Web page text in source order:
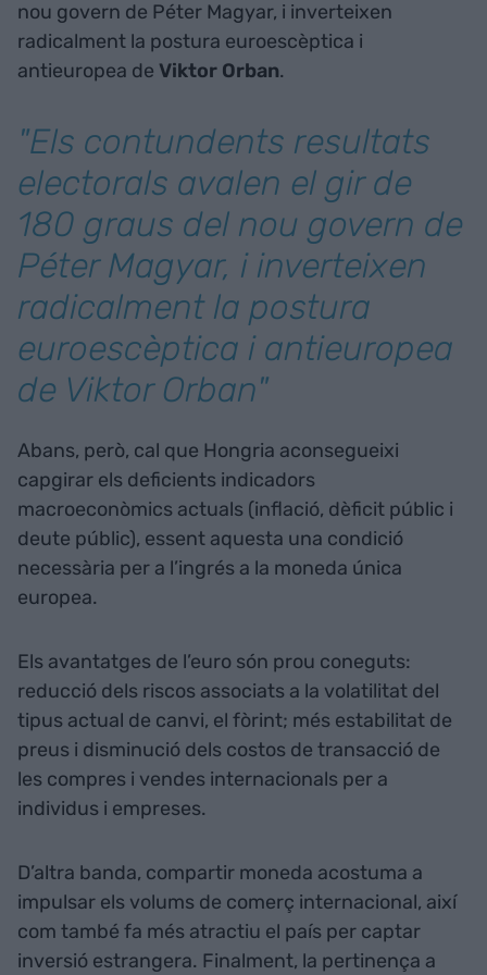
nou govern de Péter Magyar, i inverteixen
radicalment la postura euroescèptica i
antieuropea de Viktor Orban.
"Els contundents resultats
electorals avalen el gir de
180 graus del nou govern de
Péter Magyar, i inverteixen
radicalment la postura
euroescèptica i antieuropea
de Viktor Orban"
Abans, però, cal que Hongria aconsegueixi
capgirar els deficients indicadors
macroeconòmics actuals (inflació, dèficit públic i
deute públic), essent aquesta una condició
necessària per a l’ingrés a la moneda única
europea.
Els avantatges de l’euro són prou coneguts:
reducció dels riscos associats a la volatilitat del
tipus actual de canvi, el fòrint; més estabilitat de
preus i disminució dels costos de transacció de
les compres i vendes internacionals per a
individus i empreses.
D’altra banda, compartir moneda acostuma a
impulsar els volums de comerç internacional, així
com també fa més atractiu el país per captar
inversió estrangera. Finalment, la pertinença a